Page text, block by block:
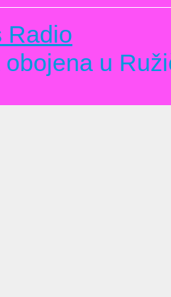
Radio
u